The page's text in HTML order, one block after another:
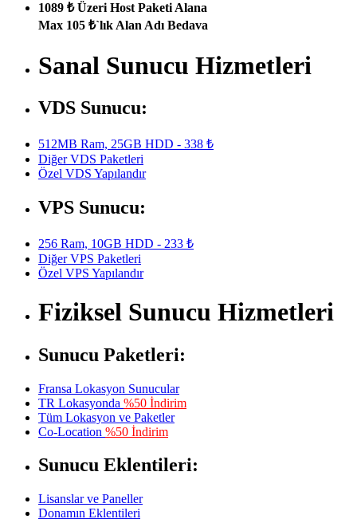
1089 ₺ Üzeri Host Paketi Alana
Max 105 ₺`lık Alan Adı Bedava
Sanal Sunucu Hizmetleri
VDS Sunucu:
512MB Ram, 25GB HDD - 338 ₺
Diğer VDS Paketleri
Özel VDS Yapılandır
VPS Sunucu:
256 Ram, 10GB HDD - 233 ₺
Diğer VPS Paketleri
Özel VPS Yapılandır
Fiziksel Sunucu Hizmetleri
Sunucu Paketleri:
Fransa Lokasyon Sunucular
TR Lokasyonda %50 İndirim
Tüm Lokasyon ve Paketler
Co-Location %50 İndirim
Sunucu Eklentileri:
Lisanslar ve Paneller
Donamın Eklentileri